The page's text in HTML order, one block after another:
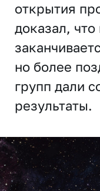
открытия
доказал,
но более
групп дали
результаты.